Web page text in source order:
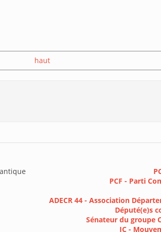
haut
PCF - Parti
ADECR 44 - Association
Député(e)s
Sénateur du groupe
JC -